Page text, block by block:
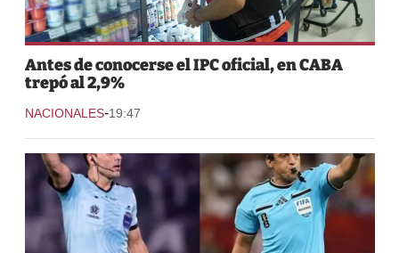
Antes de conocerse el IPC oficial, en CABA
trepó al 2,9%
NACIONALES-19:47